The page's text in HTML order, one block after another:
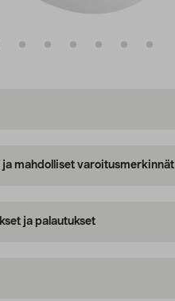
ja mahdolliset varoitusmerkinnät
ja palautukset